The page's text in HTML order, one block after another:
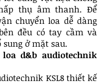
thụ âm thanh. Để
chuyển loa dễ dàng
đều có tay cầm và
sung ở mặt sau.
d&b audiotechnik
KSL8 thiết kế